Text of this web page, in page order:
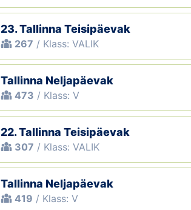
23. Tallinna Teisipäevak
267 / Klass: VALIK
Tallinna Neljapäevak
473 / Klass: V
22. Tallinna Teisipäevak
307 / Klass: VALIK
Tallinna Neljapäevak
419 / Klass: V